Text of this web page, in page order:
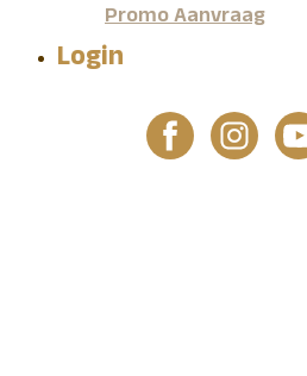
Promo Aanvraag
Login